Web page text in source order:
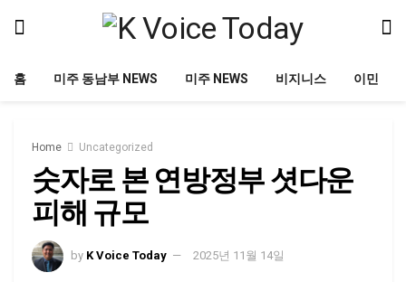
홈 미주 동남부 NEWS 미주 NEWS 비지니스 이민
Home Uncategorized
숫자로 본 연방정부 셧다운
피해 규모
by K Voice Today 2025년 11월 14일